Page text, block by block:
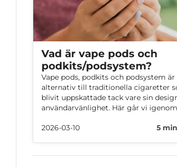
Vad är vape pods och
podkits/podsystem?
Vape pods, podkits och podsystem
alternativ till traditionella cigaretter
blivit uppskattade tack vare sin
användarvänlighet. Här går vi igenom
podkits/podsystem, från deras
2026-03-10 5